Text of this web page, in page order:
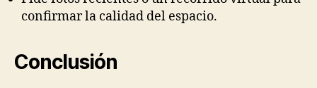
confirmar la calidad del espacio.
Conclusión